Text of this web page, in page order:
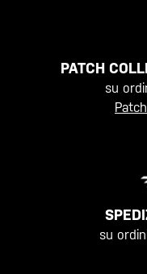
PATCH
su
su